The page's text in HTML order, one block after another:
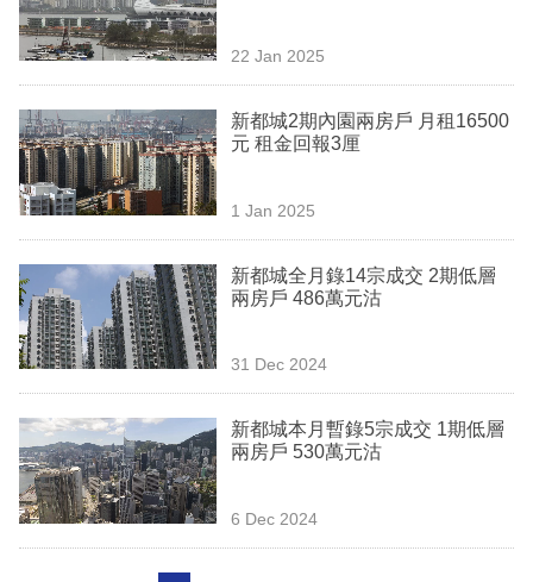
22 Jan 2025
新都城2期內園兩房戶 月租16500
元 租金回報3厘
1 Jan 2025
新都城全月錄14宗成交 2期低層
兩房戶 486萬元沽
31 Dec 2024
新都城本月暫錄5宗成交 1期低層
兩房戶 530萬元沽
6 Dec 2024